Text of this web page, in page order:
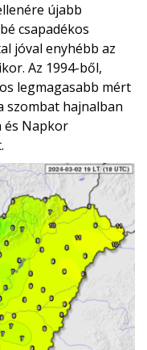
újabb
csapadékos
jóval enyhébb az
Az 1994-ből,
legmagasabb mért
szombat hajnalban
és Napkor